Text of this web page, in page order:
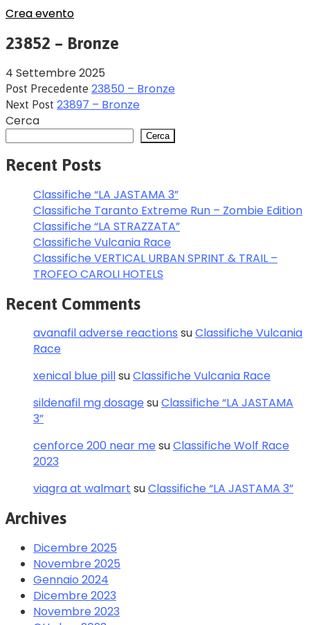
Crea evento
23852 – Bronze
4 Settembre 2025
Post Precedente 23850 – Bronze
Next Post 23897 – Bronze
Cerca
Cerca
Recent Posts
Classifiche “LA JASTAMA 3”
Classifiche Taranto Extreme Run – Zombie Edition
Classifiche “LA STRAZZATA”
Classifiche Vulcania Race
Classifiche VERTICAL URBAN SPRINT & TRAIL –
TROFEO CAROLI HOTELS
Recent Comments
avanafil adverse reactions suClassifiche Vulcania
Race
xenical blue pillsuClassifiche Vulcania Race
sildenafil mg dosagesuClassifiche “LA JASTAMA
3”
cenforce 200 near mesuClassifiche Wolf Race
2023
viagra at walmart suClassifiche “LA JASTAMA 3”
Archives
Dicembre 2025
Novembre 2025
Gennaio 2024
Dicembre 2023
Novembre 2023